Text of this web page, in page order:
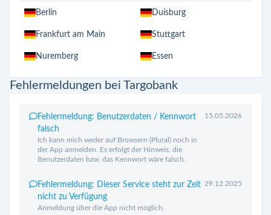
Berlin Duisburg
Frankfurt am Main Stuttgart
Nuremberg Essen
Fehlermeldungen bei Targobank
Fehlermeldung: Benutzerdaten / Kennwort
falsch
Ich kann mich weder auf Browsern (Plural) noch in
der App anmelden. Es erfolgt der Hinweis, die
Benutzerdaten bzw. das Kennwort wäre falsch.
15.05.2026
Fehlermeldung: Dieser Service steht zur Zeit
nicht zu Verfügung
Anmeldung über die App nicht möglich.
29.12.2025